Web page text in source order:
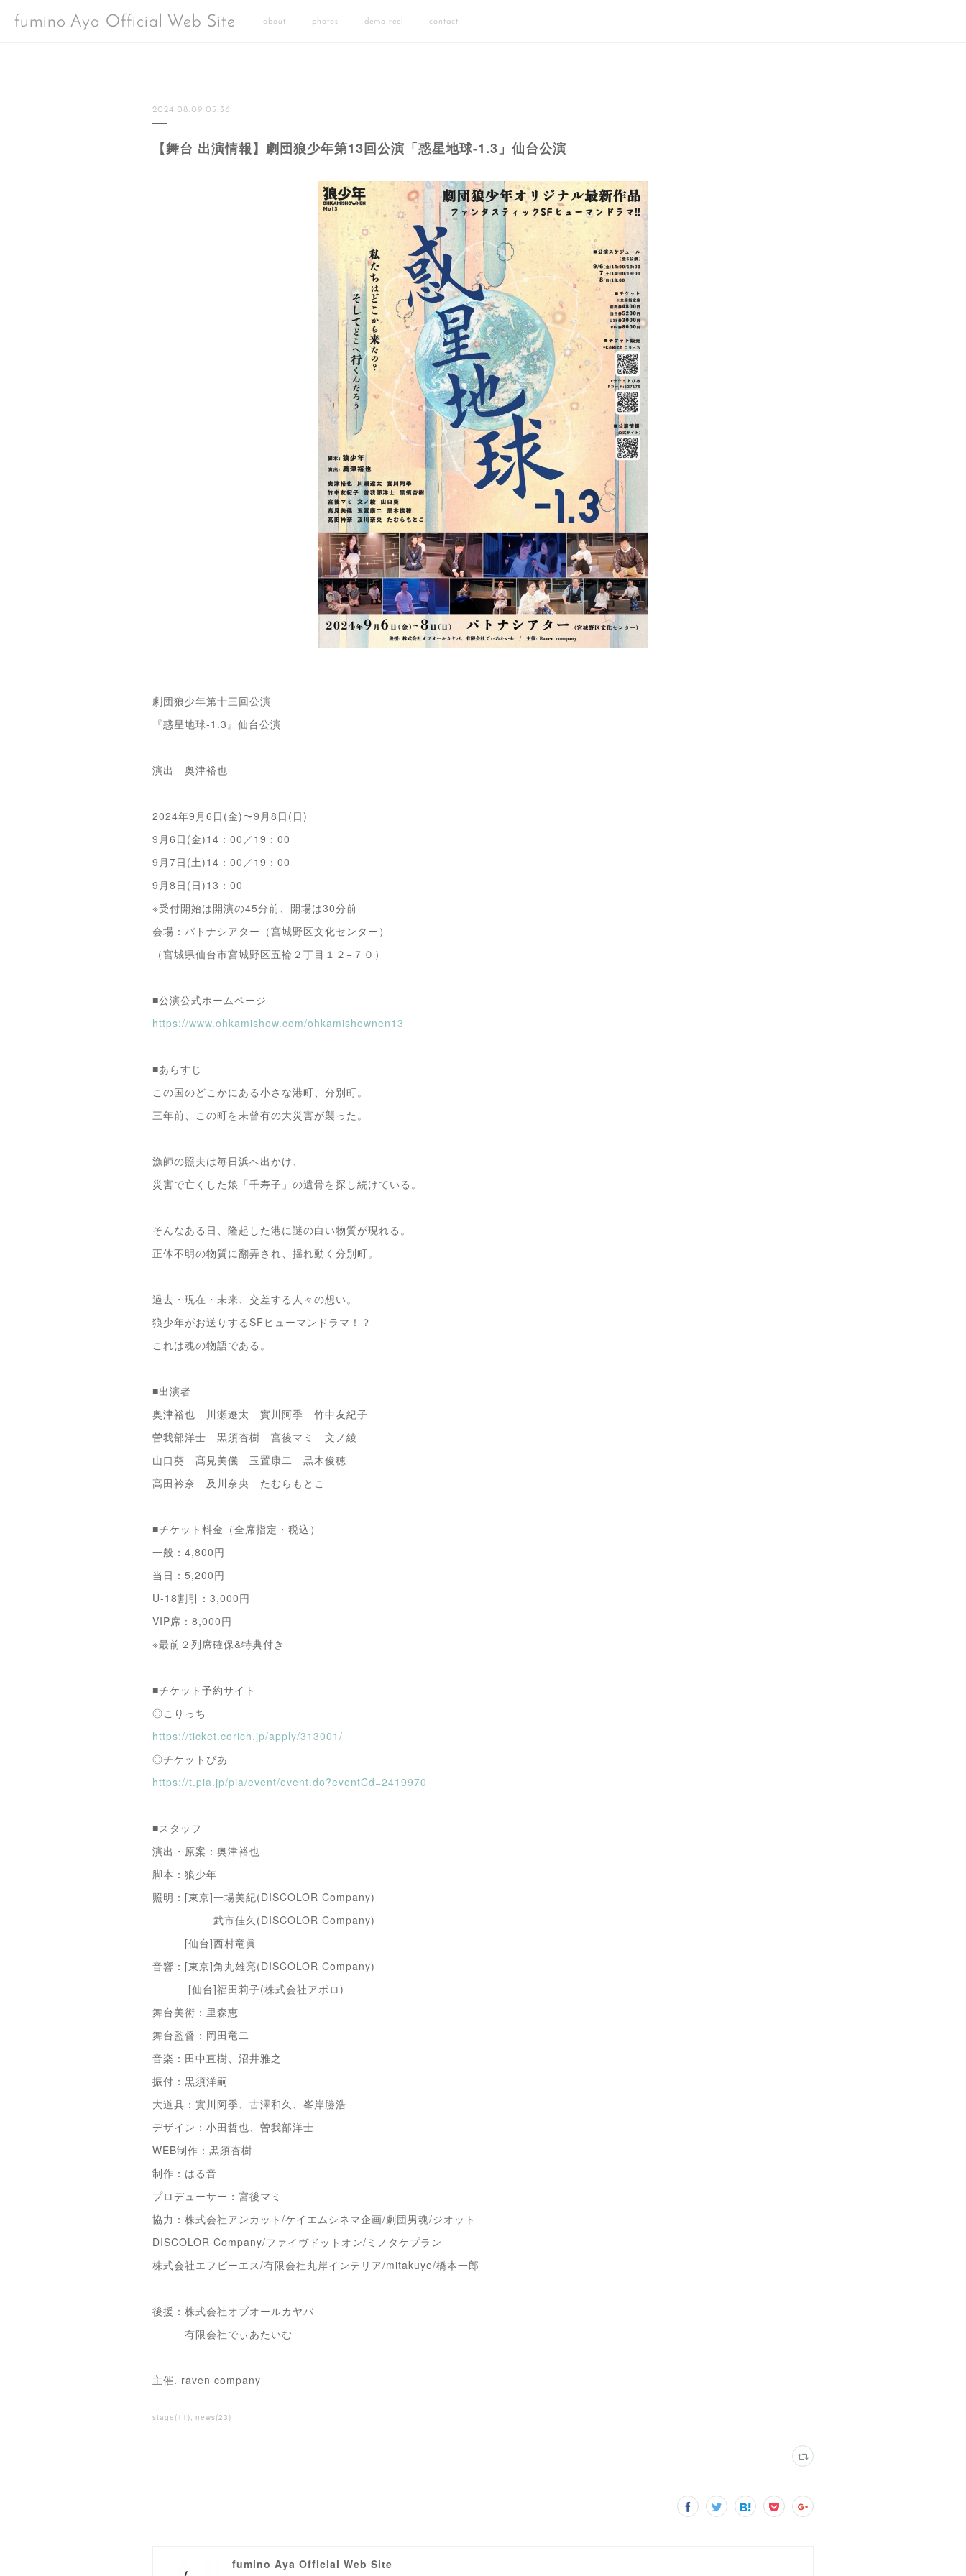
fumino Aya Official Web Site about photos demo reel contact
2024.08.09 05:36
【舞台 出演情報】劇団狼少年第13回公演「惑星地球-1.3」仙台公演
劇団狼少年第十三回公演
『惑星地球-1.3』仙台公演
演出 奥津裕也
2024年9月6日(金)〜9月8日(日)
9月6日(金)14：00／19：00
9月7日(土)14：00／19：00
9月8日(日)13：00
※受付開始は開演の45分前、開場は30分前
会場：パトナシアター（宮城野区文化センター）
（宮城県仙台市宮城野区五輪２丁目１２−７０）
■公演公式ホームページ
https://www.ohkamishow.com/ohkamishownen13
■あらすじ
この国のどこかにある小さな港町、分別町。
三年前、この町を未曾有の大災害が襲った。
漁師の照夫は毎日浜へ出かけ、
災害で亡くした娘「千寿子」の遺骨を探し続けている。
そんなある日、隆起した港に謎の白い物質が現れる。
正体不明の物質に翻弄され、揺れ動く分別町。
過去・現在・未来、交差する人々の想い。
狼少年がお送りするSFヒューマンドラマ！？
これは魂の物語である。
■出演者
奥津裕也 川瀬遼太 實川阿季 竹中友紀子
曽我部洋士 黒須杏樹 宮後マミ 文ノ綾
山口葵 髙見美儀 玉置康二 黒木俊穂
高田衿奈 及川奈央 たむらもとこ
■チケット料金（全席指定・税込）
一般：4,800円
当日：5,200円
U-18割引：3,000円
VIP席：8,000円
※最前２列席確保&特典付き
■チケット予約サイト
◎こりっち
https://ticket.corich.jp/apply/313001/
◎チケットぴあ
https://t.pia.jp/pia/event/event.do?eventCd=2419970
■スタッフ
演出・原案：奥津裕也
脚本：狼少年
照明：[東京]一場美紀(DISCOLOR Company)
武市佳久(DISCOLOR Company)
[仙台]西村竜眞
音響：[東京]角丸雄亮(DISCOLOR Company)
[仙台]福田莉子(株式会社アポロ)
舞台美術：里森恵
舞台監督：岡田竜二
音楽：田中直樹、沼井雅之
振付：黒須洋嗣
大道具：實川阿季、古澤和久、峯岸勝浩
デザイン：小田哲也、曽我部洋士
WEB制作：黒須杏樹
制作：はる音
プロデューサー：宮後マミ
協力：株式会社アンカット/ケイエムシネマ企画/劇団男魂/ジオット
DISCOLOR Company/ファイヴドットオン/ミノタケプラン
株式会社エフビーエス/有限会社丸岸インテリア/mitakuye/橋本一郎
後援：株式会社オブオールカヤバ
有限会社でぃあたいむ
主催. raven company
stage (11 ) news(23)
fumino Aya Official Web Site